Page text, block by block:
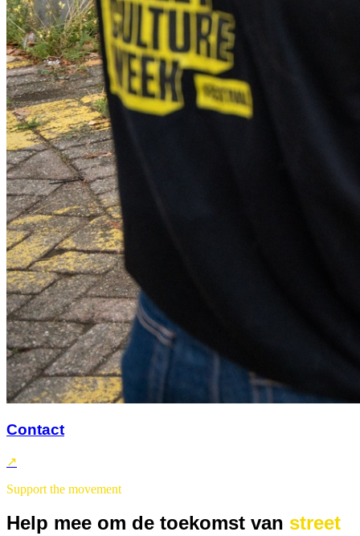
Contact
↗
Support the movement
Help mee om de toekomst van street